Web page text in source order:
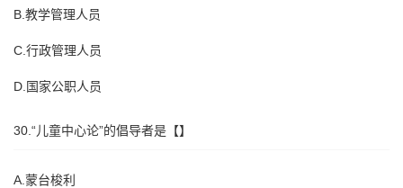
B.教学管理人员
C.行政管理人员
D.国家公职人员
30.“儿童中心论”的倡导者是【】
A.蒙台梭利